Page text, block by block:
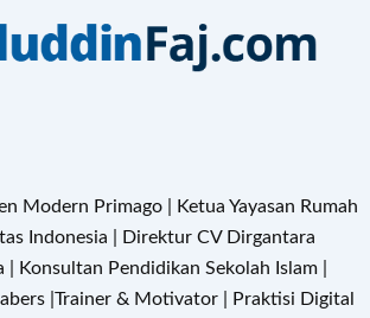
Modern Primago | Ketua Yayasan Rumah
Indonesia | Direktur CV Dirgantara
| Konsultan Pendidikan Sekolah Islam |
|Trainer & Motivator | Praktisi Digital